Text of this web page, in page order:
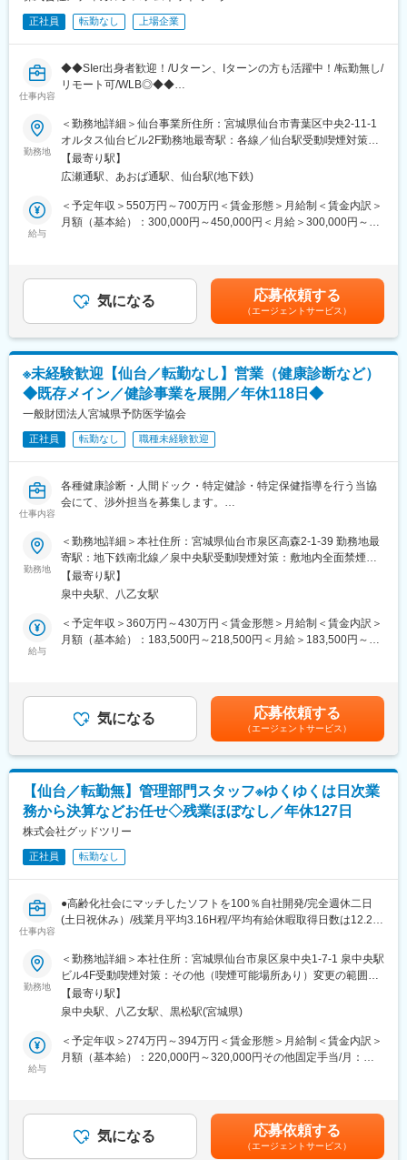
■キャリアパス
経験やスキルなどによりますが、組織のマネジメント業務へステ
ップアップや、スペシャリストとして業務を極めていっていただ
くことも可能です。
■働きやすい環境
きます。
◎残業は月平均15時間程度なので、ワークライフバランスを重視
することができます。
◎産休・育休取得後の復帰率も約98％など、高い定着率が特徴
■当社の特徴
ています。地域に根差した医療サービスの提供を目指し、医薬連
携による細やかな医療・サービスの提供を行っております。
調剤薬局事業では全国435店舗を展開、医薬品ネットワーク加盟
件数は47都道府県で合計8,912件（2023年8月末）を全国各地で事
業を展開しています。
変更の範囲：会社の定める業務
正社員 転勤なし 上場企業
仕事内容
◆◆SIer出身者歓迎！/Uターン、Iターンの方も活躍中！/転勤無し/
リモート可/WLB◎◆◆
全国に450店舗以上を展開する「なの花薬局」をはじめ、医療イ
ンフラを支える多角的な事業を展開する当社にて、クラウドエン
ジニアとしてご活躍いただける方を募集いたします。
■業務内容
流通システム部にて、クラウドエンジニアとしてAWSを中心とし
たクラウドインフラの設計・構築・運用保守をお任せします。ま
化に伴い、今後さらなる強化を予定。事業成長を支える重要なポ
ジションとして、裁量を持って技術選定や改善提案にも関われま
AWS関連資格取得、技術書購入、外部研修などは会社が費用を負
担。新しい技術への挑戦を後押しする風土があり、「やりたい」
と手を挙げればチャレンジできる環境です。
■組織構成
システム本部は59名で構成されており、年齢も20代～50代まで幅
広く在籍しております。
■キャリアパス
ご経験や志向に応じて、インフラ領域のスペシャリストとして技
プアップも可能です。
■働きやすい環境
残業は月平均15時間程度なので、ワークライフバランスを重視す
で、効率のいい働き方も実現可能です。
産休・育休取得後の復帰率も約98％など、高い定着率が特徴で、
医薬品ネットワーク事業・調剤薬局事業・賃貸設備関連事業・給
食事業・訪問介護事業等、地域の「医・食・住」のインフラとし
て地域住民の健康を支えるトータルサービス事業を展開していま
す。地域に根差した医療サービスの提供を目指し、医薬連携によ
る細やかな医療・サービスの提供を行っております。
調剤薬局事業では全国472店舗を展開、医薬品ネットワーク加盟
件数は47都道府県で約11,678件（2025年11月末）を全国各地で
事業を展開しています。
変更の範囲：会社の定める業務
勤務地
＜勤務地詳細＞仙台事業所住所：宮城県仙台市青葉区中央2-11-1
オルタス仙台ビル2F勤務地最寄駅：各線／仙台駅受動喫煙対策：
屋内全面禁煙変更の範囲：会社の定める事業所（リモートワーク
含む）
【最寄り駅】
広瀬通駅、あおば通駅、仙台駅(地下鉄)
給与
＜予定年収＞550万円～700万円＜賃金形態＞月給制＜賃金内訳＞
月額（基本給）：300,000円～450,000円＜月給＞300,000円～
も目安の金額であり、選考を通じて上下する可能性があります。
月給(月額)は固定手当を含めた表記です。
気になる 応募依頼する
（エージェントサービス）
※未経験歓迎【仙台／転勤なし】営業（健康診断など）
◆既存メイン／健診事業を展開／年休118日◆
一般財団法人宮城県予防医学協会
正社員 転勤なし 職種未経験歓迎
仕事内容
各種健康診断・人間ドック・特定健診・特定保健指導を行う当協
会にて、渉外担当を募集します。
■業務内容：
渉外担当として、各種検診で当財団をご利用いただいている自治
体や企業様など既存のお客様へ訪問や電話メールでの打ち合わせ
を行い、健診スケジュールの調整並びに基幹システムの一部登録
等、渉外業務全般を担当いただきます。
■具体的な業務内容：
■就業環境について：
年間休日118日、月残業平均30時間と、ワークライフバランスを
■組織構成：
営業員は９名体制になります。
■当協会について：
『お客様のニーズを迅速かつ的確に捉え、精度の高い検査技術を
もって、みなさまに喜ばれ信頼される健診をお届けする』がモッ
トーです。
【健康日本２１】の基本方針をふまえ、みなさまの健康づくりや
生涯にわたる健康管理のお手伝いをさせていただくために、みな
す。
変更の範囲：会社の定める業務
勤務地
＜勤務地詳細＞本社住所：宮城県仙台市泉区高森2-1-39 勤務地最
寄駅：地下鉄南北線／泉中央駅受動喫煙対策：敷地内全面禁煙変
更の範囲：会社の定める事業所
【最寄り駅】
泉中央駅、八乙女駅
給与
＜予定年収＞360万円～430万円＜賃金形態＞月給制＜賃金内訳＞
月額（基本給）：183,500円～218,500円＜月給＞183,500円～
り、選考を通じて上下する可能性があります。月給(月額)は固定手
当を含めた表記です。
気になる 応募依頼する
（エージェントサービス）
【仙台／転勤無】管理部門スタッフ※ゆくゆくは日次業
務から決算などお任せ◇残業ほぼなし／年休127日
株式会社グッドツリー
正社員 転勤なし
仕事内容
●高齢化社会にマッチしたソフトを100％自社開発/完全週休二日
(土日祝休み）/残業月平均3.16H程/平均有給休暇取得日数は12.2日
■業務内容：
管理部門スタッフとして、総務課で経理を中心としたバックオフ
ィス業務を担っていただきます。
入社後は営業事務からスタートし、業務に慣れた段階で経理・総
務・人事などへ業務領域を広げ、会社全体を支える役割として活
躍できるポジションです。
・新規契約のシステム登録
・既存契約の更新手続き・見積書作成
勤務地
＜勤務地詳細＞本社住所：宮城県仙台市泉区泉中央1-7-1 泉中央駅
ビル4F受動喫煙対策：その他（喫煙可能場所あり）変更の範囲：
会社の定める事業所
【最寄り駅】
泉中央駅、八乙女駅、黒松駅(宮城県)
給与
＜予定年収＞274万円～394万円＜賃金形態＞月給制＜賃金内訳＞
月額（基本給）：220,000円～320,000円その他固定手当/月：
ます。月給(月額)は固定手当を含めた表記です。
気になる 応募依頼する
（エージェントサービス）